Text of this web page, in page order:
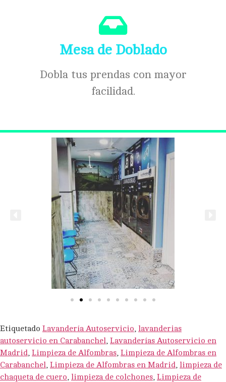
Mesa de Doblado
Dobla tus prendas con mayor
facilidad.
Etiquetado Lavandería Autoservicio, lavanderias
autoservicio en Carabanchel, Lavanderías Autoservicio en
Madrid, Limpieza de Alfombras, Limpieza de Alfombras en
Carabanchel, Limpieza de Alfombras en Madrid, limpieza de
chaqueta de cuero, limpieza de colchones, Limpieza de